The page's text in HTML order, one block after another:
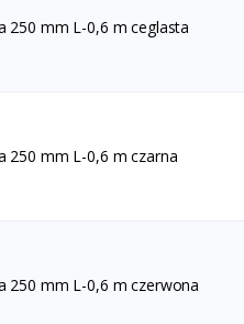
250 mm L-0,6 m ceglasta
250 mm L-0,6 m czarna
250 mm L-0,6 m czerwona